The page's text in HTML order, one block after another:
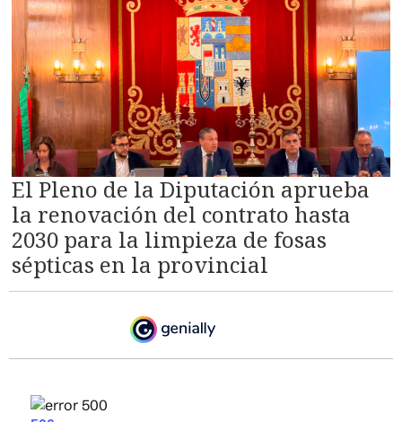
El Pleno de la Diputación aprueba
la renovación del contrato hasta
2030 para la limpieza de fosas
sépticas en la provincial